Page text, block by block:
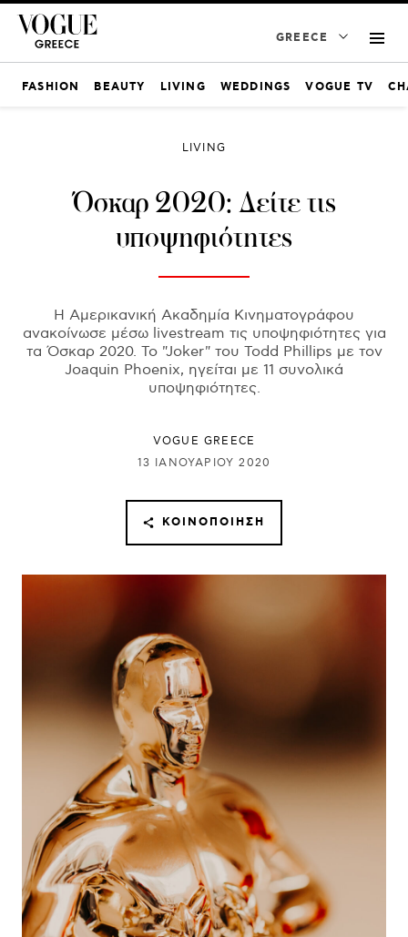
GREECE
FASHION BEAUTY LIVING WEDDINGS VOGUE TV
LIVING
Όσκαρ 2020: Δείτε τις
υποψηφιότητες
Η Αμερικανική Ακαδημία Κινηματογράφου
ανακοίνωσε μέσω livestream τις υποψηφιότητες για
τα Όσκαρ 2020. To "Joker" του Todd Phillips με τον
Joaquin Phoenix, ηγείται με 11 συνολικά
υποψηφιότητες.
VOGUE GREECE
13 ΙΑΝΟΥΑΡΊΟΥ 2020
ΚΟΙΝΟΠΟΊΗΣΗ